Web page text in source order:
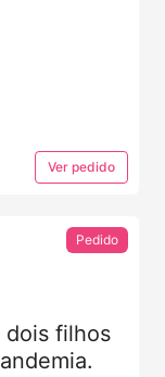
Ver pedido
Pedido
dois filhos